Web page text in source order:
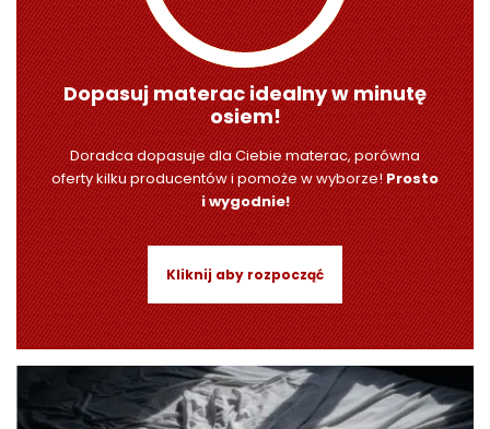
Dopasuj materac idealny w minutę
osiem!
Doradca dopasuje dla Ciebie materac, porówna
oferty kilku producentów i pomoże w wyborze!Prosto
i wygodnie!
Kliknij aby rozpocząć